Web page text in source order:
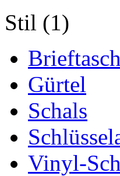
Stil (1)
Gürtel
Schals
Vinyl-